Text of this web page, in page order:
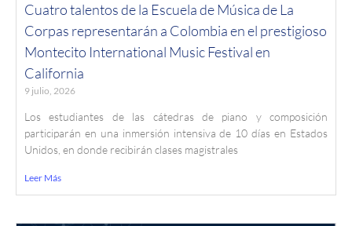
Cuatro talentos de la Escuela de Música de La
Corpas representarán a Colombia en el prestigioso
Montecito International Music Festival en
California
9 julio, 2026
Los estudiantes de las cátedras de piano y composición
participarán en una inmersión intensiva de 10 días en Estados
Unidos, en donde recibirán clases magistrales
Leer Más